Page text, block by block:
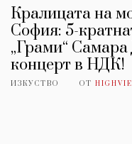
Кралицата на
София: 5-
„Грами“
концерт в НДК!
ИЗКУСТВО ОТ